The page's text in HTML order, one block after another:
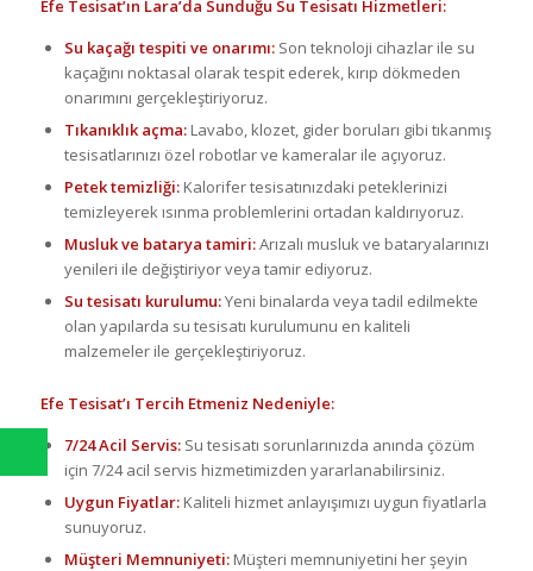
Efe Tesisat’ın Lara’da Sunduğu Su Tesisatı Hizmetleri:
Su kaçağı tespiti ve onarımı:Son teknoloji cihazlar ile su
kaçağını noktasal olarak tespit ederek, kırıp dökmeden
onarımını gerçekleştiriyoruz.
Tıkanıklık açma:Lavabo, klozet, gider boruları gibi tıkanmış
tesisatlarınızı özel robotlar ve kameralar ile açıyoruz.
Petek temizliği:Kalorifer tesisatınızdaki peteklerinizi
temizleyerek ısınma problemlerini ortadan kaldırıyoruz.
Musluk ve batarya tamiri:Arızalı musluk ve bataryalarınızı
yenileri ile değiştiriyor veya tamir ediyoruz.
Su tesisatı kurulumu:Yeni binalarda veya tadil edilmekte
olan yapılarda su tesisatı kurulumunu en kaliteli
malzemeler ile gerçekleştiriyoruz.
Efe Tesisat’ı Tercih Etmeniz Nedeniyle:
7/24 Acil Servis:Su tesisatı sorunlarınızda anında çözüm
için 7/24 acil servis hizmetimizden yararlanabilirsiniz.
Uygun Fiyatlar:Kaliteli hizmet anlayışımızı uygun fiyatlarla
sunuyoruz.
Müşteri Memnuniyeti:Müşteri memnuniyetini her şeyin